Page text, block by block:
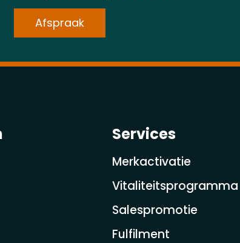
Afspraak
Services
Merkactivatie
Vitaliteitsprogramma
Salespromotie
Fulfilment